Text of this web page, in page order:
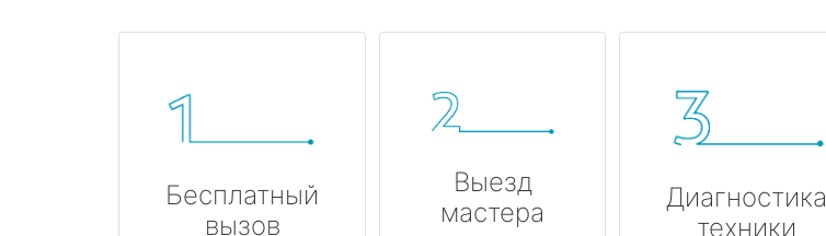
Бесплатный
вызов
Выезд
мастера
Диагностика
техники